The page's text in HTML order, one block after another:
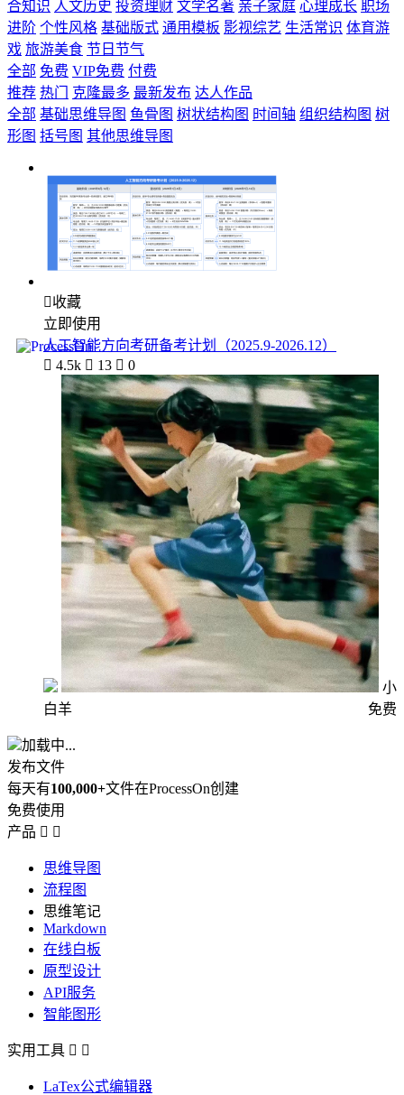
合知识 人文历史 投资理财 文学名著 亲子家庭 心理成长 职场
进阶 个性风格 基础版式 通用模板 影视综艺 生活常识 体育游
戏 旅游美食 节日节气
全部 免费 VIP免费 付费
推荐 热门 克隆最多 最新发布 达人作品
全部 基础思维导图 鱼骨图 树状结构图 时间轴 组织结构图 树
形图 括号图 其他思维导图
收藏
立即使用
人工智能方向考研备考计划（2025.9-2026.12）
 4.5k  13  0
小
白羊
免费
加载中...
发布文件
每天有100,000+文件在ProcessOn创建
免费使用
产品  
思维导图
流程图
思维笔记
Markdown
在线白板
原型设计
API服务
智能图形
实用工具  
LaTex公式编辑器